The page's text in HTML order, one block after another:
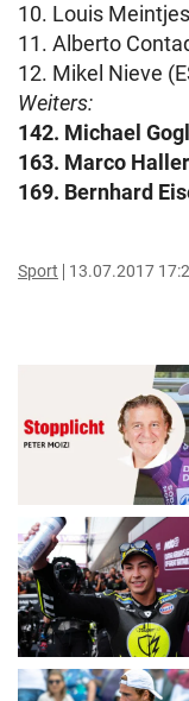
10. Louis
11. Alberto
12. Mikel Nieve
Weiters:
142. Michael
163. Marco
169. Bernhard
Sport 13.07.2017